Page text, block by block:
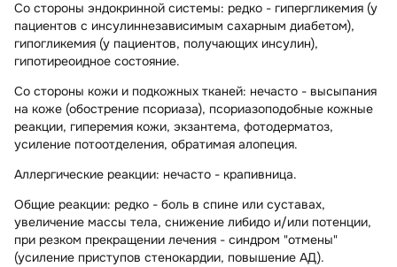
Со стороны эндокринной системы: редко - гипергликемия (у
пациентов с инсулиннезависимым сахарным диабетом),
гипогликемия (у пациентов, получающих инсулин),
гипотиреоидное состояние.
Со стороны кожи и подкожных тканей: нечасто - высыпания
на коже (обострение псориаза), псориазоподобные кожные
реакции, гиперемия кожи, экзантема, фотодерматоз,
усиление потоотделения, обратимая алопеция.
Аллергические реакции: нечасто - крапивница.
Общие реакции: редко - боль в спине или суставах,
увеличение массы тела, снижение либидо и/или потенции,
при резком прекращении лечения - синдром "отмены"
(усиление приступов стенокардии, повышение АД).